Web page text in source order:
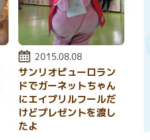
投稿日:
2015.08.08
サンリオピューロラン
ドでガーネットちゃん
にエイプリルフールだ
けどプレゼントを渡し
たよ